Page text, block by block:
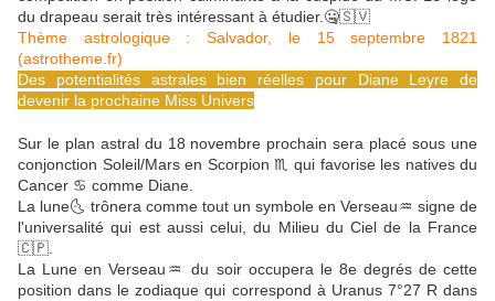
du drapeau serait très intéressant à étudier.🤐🇸🇻
Thème astrologique : Salvador, le 15 septembre 1821
(astrotheme.fr)
Des potentialités astrales bien réelles pour Diane Leyre de
devenir la prochaine Miss Univers
Sur le plan astral du 18 novembre prochain sera placé sous une
conjonction Soleil/Mars en Scorpion ♏ qui favorise les natives du
Cancer ♋ comme Diane.
La lune🌜 trônera comme tout un symbole en Verseau♒ signe de
l'universalité qui est aussi celui, du Milieu du Ciel de la France
🇨🇵.
La Lune en Verseau♒ du soir occupera le 8e degrés de cette
position dans le zodiaque qui correspond à Uranus 7°27 R dans